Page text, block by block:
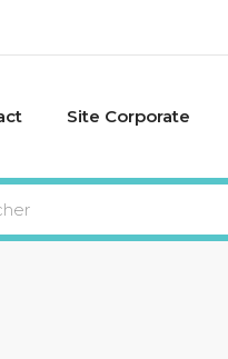
Site Corporate